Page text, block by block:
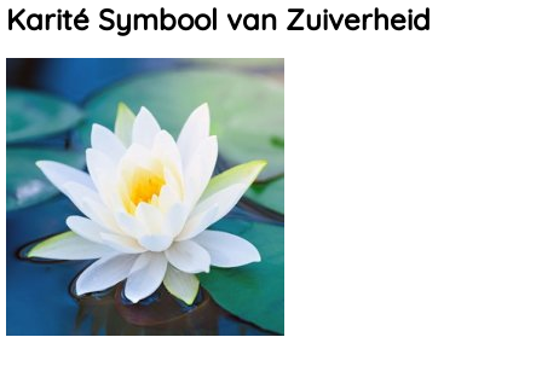
Massagestenen en -schelpen
Karité Symbool van Zuiverheid